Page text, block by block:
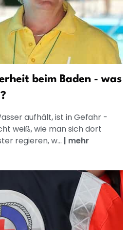
beim Baden - was
aufhält, ist in Gefahr -
weiß, wie man sich dort
regieren, w... | mehr